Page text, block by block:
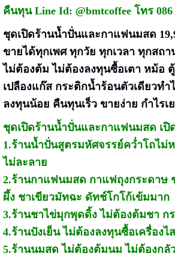
คืนทุน Line Id: @bmtcoffee โทร 086
ชุดเปิดร้านน้ำปั่นและกาแฟนมสด
ขายได้ทุกเพศ ทุกวัย ทุกเวลา ทุกสถา
ไม่ต้องต้ม ไม่ต้องลงทุนซื้อเตา หม้อ
เปลืองแก๊ส กระติกน้ำร้อนตัวเดียวทำ
ลงทุนน้อย คืนทุนเร็ว ขายง่าย กำไรเ
ชุดเปิดร้านน้ำปั่นและกาแฟนมสด เปิ
1.ร้านน้ำปั่นสูตรมหัศจรรย์คว่ำโถไม่
ไม่ละลาย
2.ร้านกาแฟนมสด กาแฟถุงกระดาษ
ผึ้ง ชาเขียวมัทฉะ ดัทช์โกโก้เข้มมาก
3.ร้านชาไข่มุกพุดดิ้ง ไม่ต้องต้มชา ก
4.ร้านปังเย็น ไม่ต้องลงทุนซื้อเครื่อง
5.ร้านนมสด ไม่ต้องต้มนม ไม่ต้องกลั